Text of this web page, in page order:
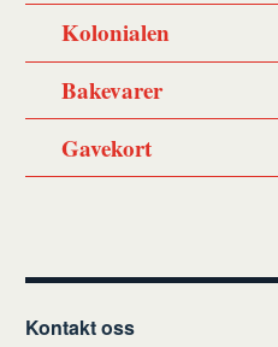
Kolonialen
Bakevarer
Gavekort
Kontakt oss